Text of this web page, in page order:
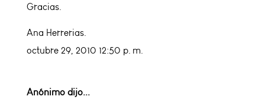
Gracias.
Ana Herrerias.
octubre 29, 2010 12:50 p. m.
Anónimo dijo...